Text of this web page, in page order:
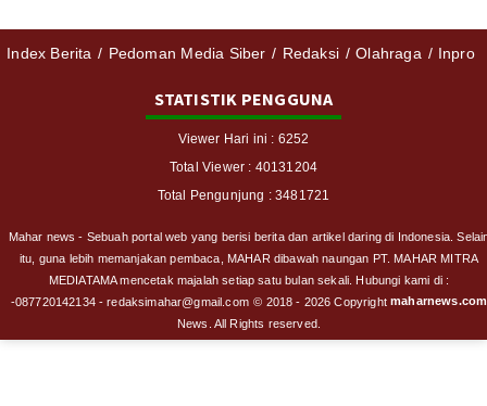
Index Berita Pedoman Media Siber Redaksi Olahraga Inpro
STATISTIK PENGGUNA
Viewer Hari ini : 6252
Total Viewer : 40131204
Total Pengunjung : 3481721
Mahar news - Sebuah portal web yang berisi berita dan artikel daring di Indonesia.
itu, guna lebih memanjakan pembaca, MAHAR dibawah naungan PT. MAHAR MITRA
MEDIATAMA mencetak majalah setiap satu bulan sekali. Hubungi kami di :
-087720142134 - redaksimahar@gmail.com © 2018 - 2026 Copyrightmaharnews.com
News. All Rights reserved.